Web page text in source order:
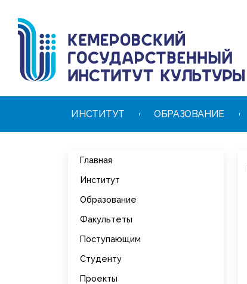
ИНСТИТУТ ОБРАЗОВАНИЕ
Главная
Институт
Образование
Факультеты
Поступающим
Студенту
Проекты